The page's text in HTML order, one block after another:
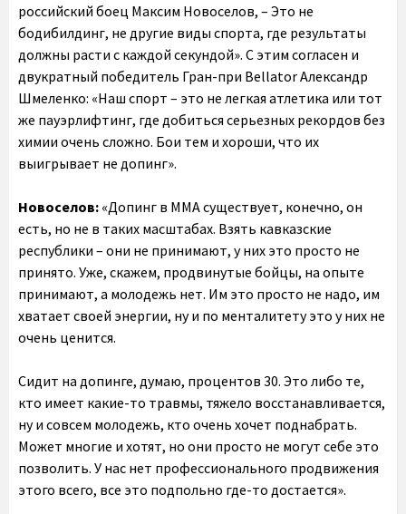
российский боец Максим Новоселов, – Это не
бодибилдинг, не другие виды спорта, где результаты
должны расти с каждой секундой». С этим согласен и
двукратный победитель Гран-при Bellator Александр
Шмеленко: «Наш спорт – это не легкая атлетика или тот
же пауэрлифтинг, где добиться серьезных рекордов без
химии очень сложно. Бои тем и хороши, что их
выигрывает не допинг».
Новоселов: «Допинг в ММА существует, конечно, он
есть, но не в таких масштабах. Взять кавказские
республики – они не принимают, у них это просто не
принято. Уже, скажем, продвинутые бойцы, на опыте
принимают, а молодежь нет. Им это просто не надо, им
хватает своей энергии, ну и по менталитету это у них не
очень ценится.
Сидит на допинге, думаю, процентов 30. Это либо те,
кто имеет какие-то травмы, тяжело восстанавливается,
ну и совсем молодежь, кто очень хочет поднабрать.
Может многие и хотят, но они просто не могут себе это
позволить. У нас нет профессионального продвижения
этого всего, все это подпольно где-то достается».